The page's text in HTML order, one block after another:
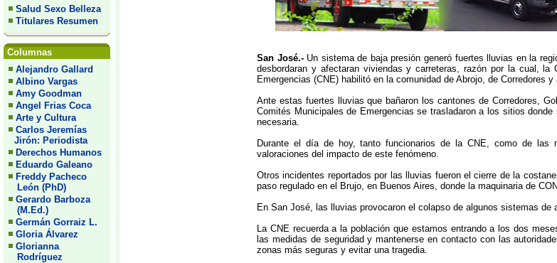
Salud Sexo Belleza
Titulares Resumen
Columnas
Alejandro Gallard
Albino Vargas
Amy Goodman
Angel Frias Coca
Arte y Cultura
Carlos Jeremías
Jirón: Periodista
Derechos Humanos
Eduardo Galeano
Freddy Pacheco
León (PhD)
Gerardo Barboza
(M.Ed.)
Germán Gorraiz L.
Gloria Álvarez
Glorianna
Rodríguez
San José.- Un sistema de baja presión generó fuertes lluvias en la
desbordaran y afectaran viviendas y carreteras, razón por la cual,
Emergencias (CNE) habilitó en la comunidad de Abrojo, de Corredores
Ante estas fuertes lluvias que bañaron los cantones de Corredores,
Comités Municipales de Emergencias se trasladaron a los sitios
necesaria.
Durante el día de hoy, tanto funcionarios de la CNE, como de las
valoraciones del impacto de este fenómeno.
Otros incidentes reportados por las lluvias fueron el cierre de la
paso regulado en el Brujo, en Buenos Aires, donde la maquinaria de
En San José, las lluvias provocaron el colapso de algunos sistemas
La CNE recuerda a la población que estamos entrando a los dos
las medidas de seguridad y mantenerse en contacto con las
zonas más seguras y evitar una tragedia.